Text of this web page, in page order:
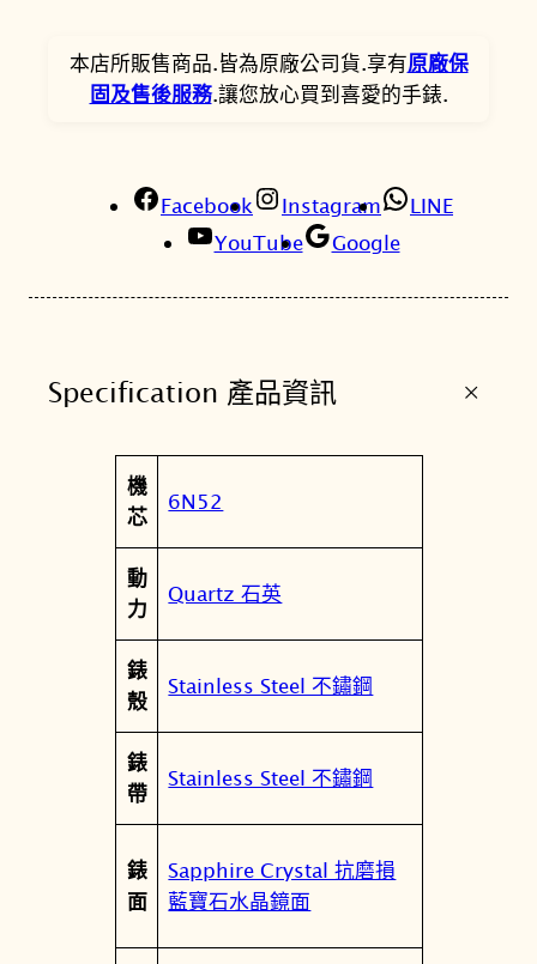
。
。
R
3
0
1
簡
時
錶
N
2
-
0
A
B
數
量
本店所販售商品.皆為原廠公司貨.享有原廠保
固及售後服務.讓您放心買到喜愛的手錶.
Facebook Instagram
LINE
YouTube
Google
Specification 產品資訊 +
屬
性
值
機
芯
6N52
動
力
Quartz 石英
錶
殼
Stainless Steel 不鏽鋼
錶
帶
Stainless Steel 不鏽鋼
錶
面
Sapphire Crystal 抗磨損
藍寶石水晶鏡面